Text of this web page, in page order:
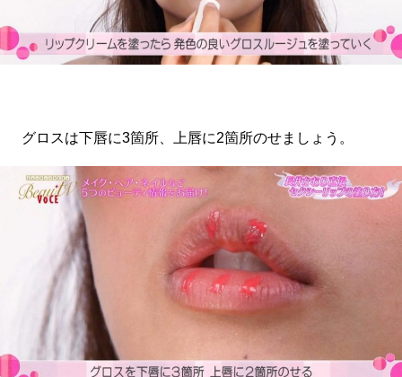
グロスは下唇に3箇所、上唇に2箇所のせましょう。